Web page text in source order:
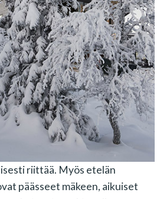
riittää. Myös etelän
päässeet mäkeen, aikuiset